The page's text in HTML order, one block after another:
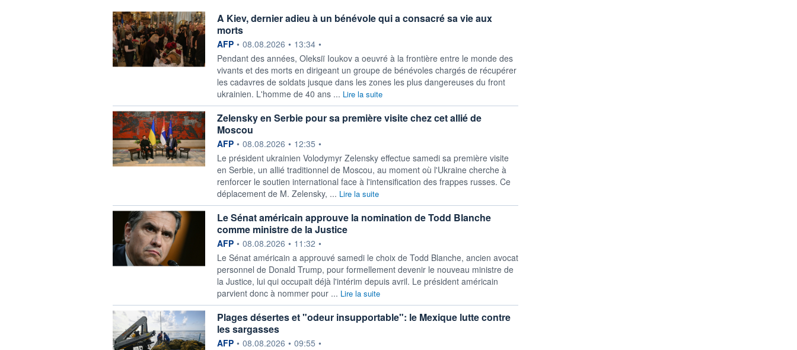
A Kiev, dernier adieu à un bénévole qui a consacré sa vie aux
morts
information fournie par
AFP • 08.08.2026 • 13:34 •
Pendant des années, Oleksiï Ioukov a oeuvré à la frontière entre le monde des
vivants et des morts en dirigeant un groupe de bénévoles chargés de récupérer
les cadavres de soldats jusque dans les zones les plus dangereuses du front
ukrainien. L'homme de 40 ans ... Lire la suite
Zelensky en Serbie pour sa première visite chez cet allié de
Moscou
information fournie par
AFP • 08.08.2026 • 12:35 •
Le président ukrainien Volodymyr Zelensky effectue samedi sa première visite
en Serbie, un allié traditionnel de Moscou, au moment où l'Ukraine cherche à
renforcer le soutien international face à l'intensification des frappes russes. Ce
déplacement de M. Zelensky, ... Lire la suite
Le Sénat américain approuve la nomination de Todd Blanche
comme ministre de la Justice
information fournie par
AFP • 08.08.2026 • 11:32 •
Le Sénat américain a approuvé samedi le choix de Todd Blanche, ancien avocat
personnel de Donald Trump, pour formellement devenir le nouveau ministre de
la Justice, lui qui occupait déjà l'intérim depuis avril. Le président américain
parvient donc à nommer pour ... Lire la suite
Plages désertes et "odeur insupportable": le Mexique lutte contre
les sargasses
information fournie par
AFP • 08.08.2026 • 09:55 •